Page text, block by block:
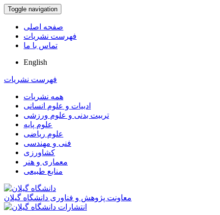
Toggle navigation
صفحه اصلی
فهرست نشریات
تماس با ما
English
فهرست نشریات
همه نشریات
ادبیات و علوم انسانی
تربیت بدنی و علوم ورزشی
علوم پایه
علوم ریاضی
فنی و مهندسی
کشاورزی
معماری و هنر
منابع طبیعی
معاونت پژوهش و فناوری دانشگاه گیلان